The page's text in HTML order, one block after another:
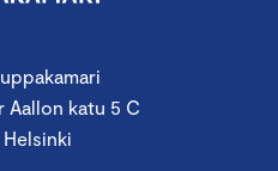
Aallon katu 5 C
Helsinki